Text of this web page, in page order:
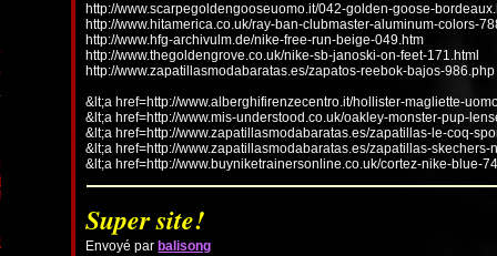
http://www.scarpegoldengooseuomo.it/042-golden-goose-
http://www.hitamerica.co.uk/ray-ban-clubmaster-aluminum-colors-
http://www.hfg-archivulm.de/nike-free-run-beige-049.htm
http://www.thegoldengrove.co.uk/nike-sb-janoski-on-feet-171.html
http://www.zapatillasmodabaratas.es/zapatos-reebok-bajos-986.php
&lt;a href=http://www.alberghifirenzecentro.it/hollister-magliette-
&lt;a href=http://www.mis-understood.co.uk/oakley-monster-pup-
&lt;a href=http://www.zapatillasmodabaratas.es/zapatillas-le-coq-
&lt;a href=http://www.zapatillasmodabaratas.es/zapatillas-
&lt;a href=http://www.buyniketrainersonline.co.uk/cortez-nike-blue-
Super site!
Envoyé par balisong